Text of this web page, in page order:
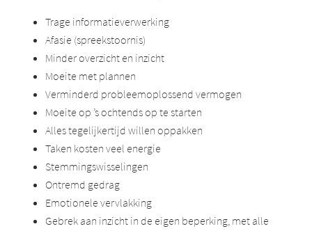
Trage informatieverwerking
Afasie (spreekstoornis)
Minder overzicht en inzicht
Moeite met plannen
Verminderd probleemoplossend vermogen
Moeite op ’s ochtends op te starten
Alles tegelijkertijd willen oppakken
Taken kosten veel energie
Stemmingswisselingen
Ontremd gedrag
Emotionele vervlakking
Gebrek aan inzicht in de eigen beperking, met alle